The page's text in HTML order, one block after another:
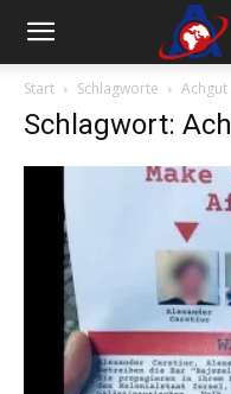
Start Schlagworte Achgut
Schlagwort: